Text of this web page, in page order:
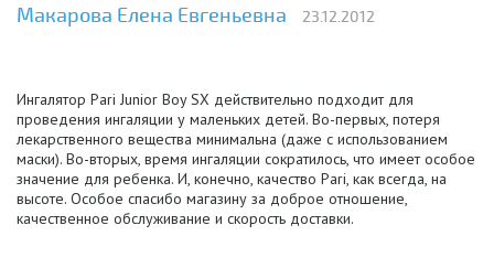
Макарова Елена Евгеньевна 23.12.2012
Ингалятор Pari Junior Boy SX действительно подходит для
проведения ингаляции у маленьких детей. Во-первых, потеря
лекарственного вещества минимальна (даже с использованием
маски). Во-вторых, время ингаляции сократилось, что имеет особое
значение для ребенка. И, конечно, качество Pari, как всегда, на
высоте. Особое спасибо магазину за доброе отношение,
качественное обслуживание и скорость доставки.